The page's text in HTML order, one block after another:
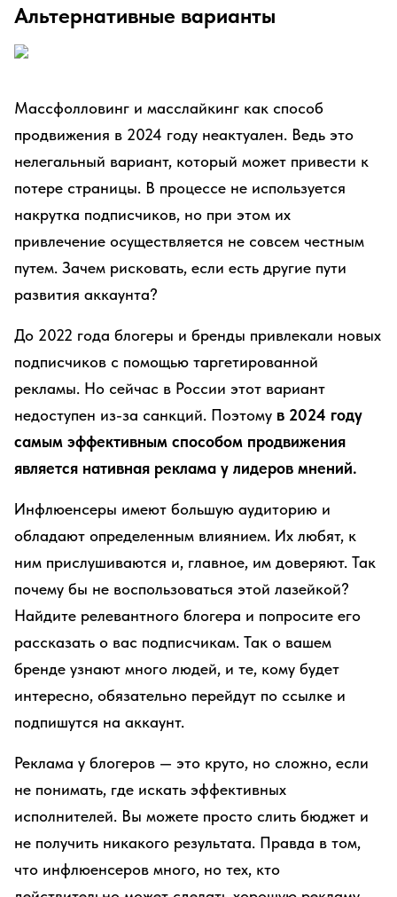
Альтернативные варианты
Массфолловинг и масслайкинг как способ
продвижения в 2024 году неактуален. Ведь это
нелегальный вариант, который может привести к
потере страницы. В процессе не используется
накрутка подписчиков, но при этом их
привлечение осуществляется не совсем честным
путем. Зачем рисковать, если есть другие пути
развития аккаунта?
До 2022 года блогеры и бренды привлекали новых
подписчиков с помощью таргетированной
рекламы. Но сейчас в России этот вариант
недоступен из-за санкций. Поэтому в 2024 году
самым эффективным способом продвижения
является нативная реклама у лидеров мнений.
Инфлюенсеры имеют большую аудиторию и
обладают определенным влиянием. Их любят, к
ним прислушиваются и, главное, им доверяют. Так
почему бы не воспользоваться этой лазейкой?
Найдите релевантного блогера и попросите его
рассказать о вас подписчикам. Так о вашем
бренде узнают много людей, и те, кому будет
интересно, обязательно перейдут по ссылке и
подпишутся на аккаунт.
Реклама у блогеров — это круто, но сложно, если
не понимать, где искать эффективных
исполнителей. Вы можете просто слить бюджет и
не получить никакого результата. Правда в том,
что инфлюенсеров много, но тех, кто